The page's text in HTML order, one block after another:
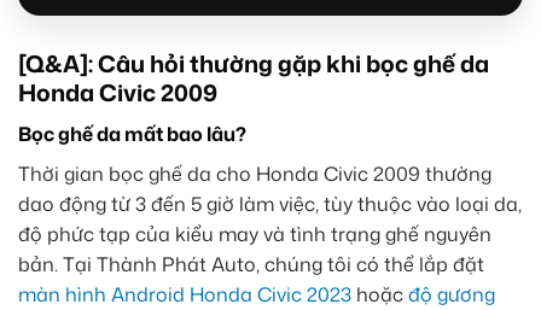
[Q&A]: Câu hỏi thường gặp khi bọc ghế da
Honda Civic 2009
Bọc ghế da mất bao lâu?
Thời gian bọc ghế da cho Honda Civic 2009 thường
dao động từ 3 đến 5 giờ làm việc, tùy thuộc vào loại da,
độ phức tạp của kiểu may và tình trạng ghế nguyên
bản. Tại Thành Phát Auto, chúng tôi có thể lắp đặt
màn hình Android Honda Civic 2023 hoặcđộ gương